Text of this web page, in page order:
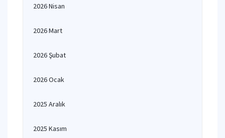
2026 Nisan
2026 Mart
2026 Şubat
2026 Ocak
2025 Aralık
2025 Kasım